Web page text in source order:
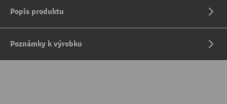
Popis produktu
Poznámky k výrobku